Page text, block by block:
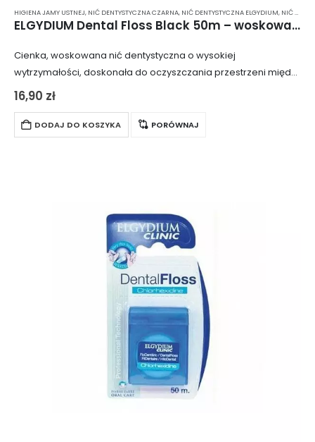
HIGIENA JAMY USTNEJ, NIĆ DENTYSTYCZNA CZARNA, NIĆ DENTYSTYCZNA ELGYDIUM, NIĆ DENTYSTYCZNA WOSKOWANA
ELGYDIUM Dental Floss Black 50m – woskowana, czarna nić dentystyczna bez mentolu
Cienka, woskowana nić dentystyczna o wysokiej
wytrzymałości, doskonała do oczyszczania przestrzeni między
najbardziej stłoczonymi zębami. Dzięki cienkiej strukturze i
woskowanej powierzchni, nić łatwo przesuwa się między
zębami, skutecznie usuwając osad…
16,90 zł
DODAJ DO KOSZYKA PORÓWNAJ